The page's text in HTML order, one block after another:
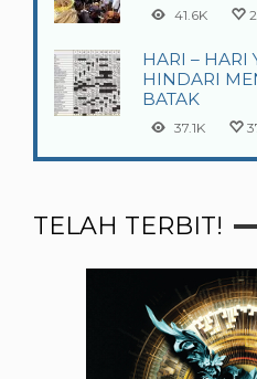
41.6K
HARI – HARI
HINDARI
BATAK
37.1K
TELAH TERBIT!